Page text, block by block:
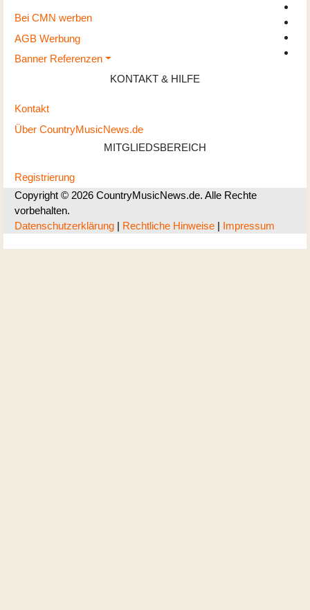
Bei CMN werben
AGB Werbung
Banner Referenzen
KONTAKT & HILFE
Kontakt
Über CountryMusicNews.de
MITGLIEDSBEREICH
Registrierung
Copyright © 2026 CountryMusicNews.de. Alle Rechte
vorbehalten.
Datenschutzerklärung | Rechtliche Hinweise | Impressum